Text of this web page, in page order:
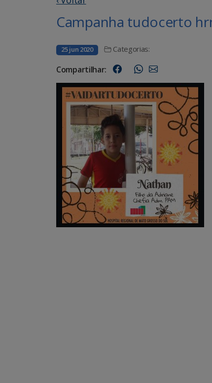
Campanha tudocerto
25 jun 2020 Categorias:
Compartilhar: